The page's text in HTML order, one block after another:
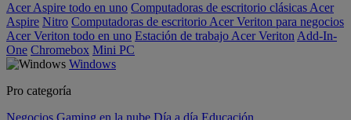
Acer Aspire todo en uno Computadoras de escritorio clásicas Acer
Aspire Nitro Computadoras de escritorio Acer Veriton para negocios
Acer Veriton todo en uno Estación de trabajo Acer Veriton Add-In-
One Chromebox Mini PC
Windows
Pro categoría
Negocios Gaming en la nube Día a día Educación